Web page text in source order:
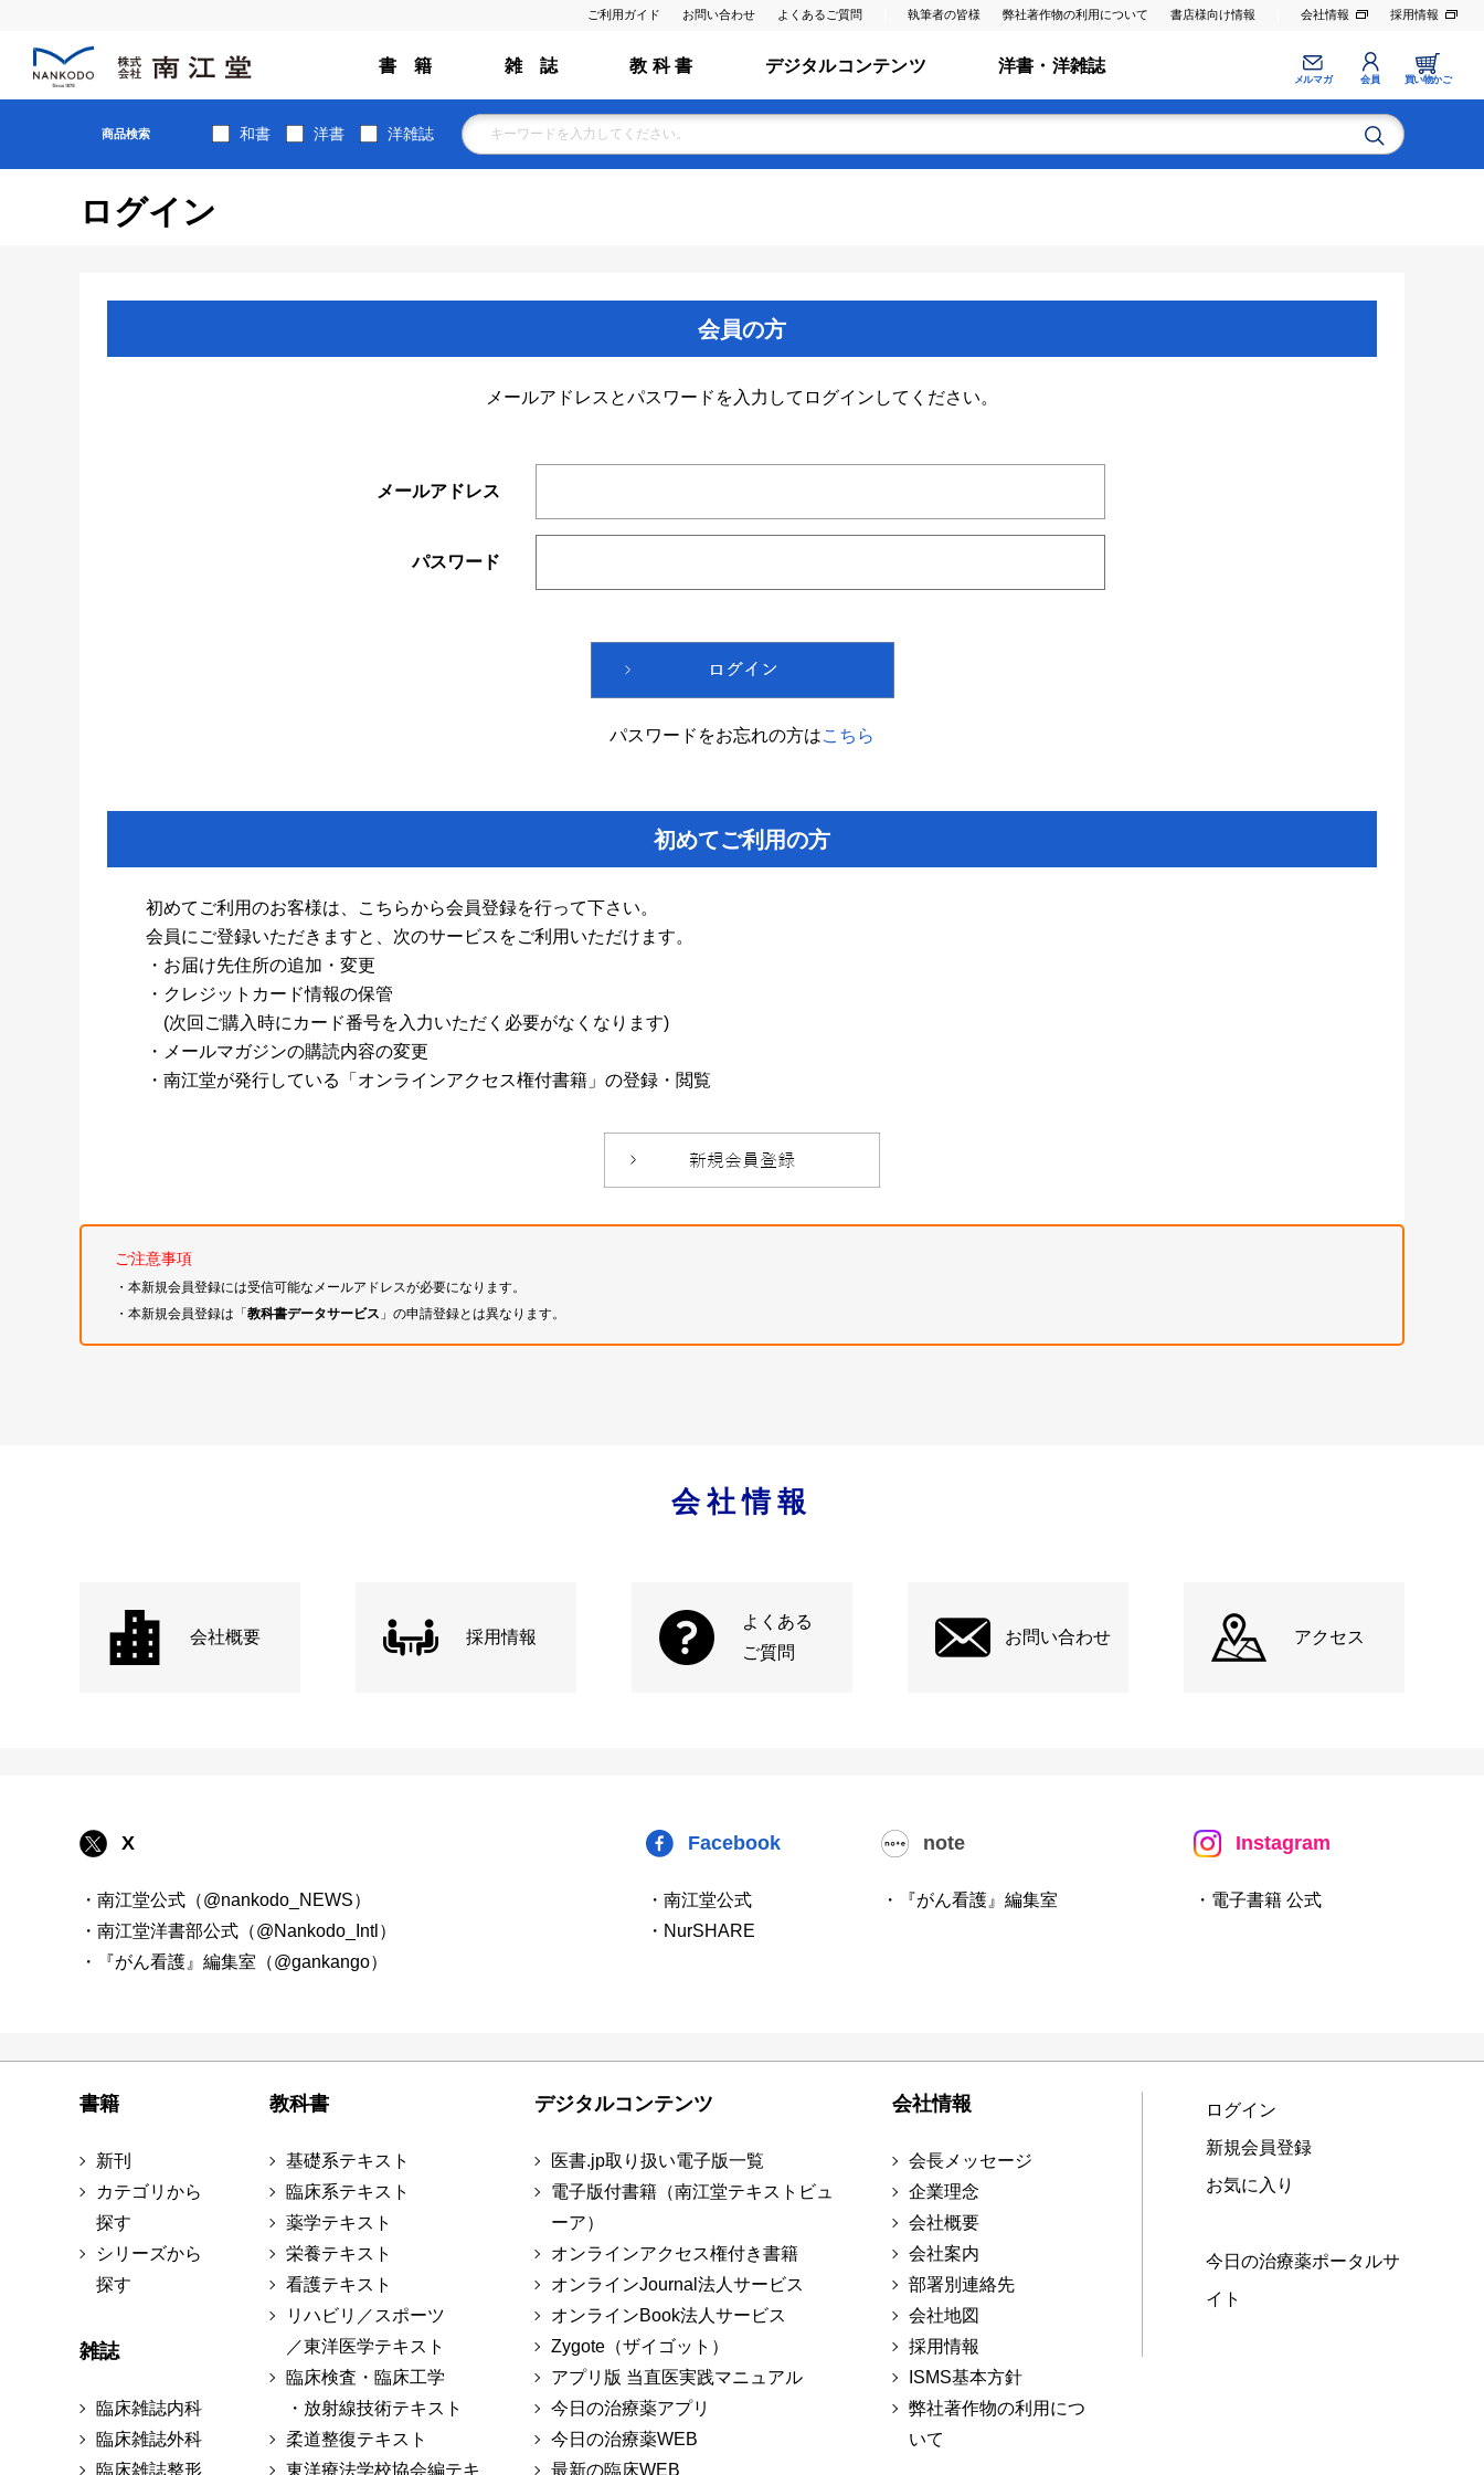
ご利用ガイド お問い合わせ よくあるご質問 執筆者の皆様 弊社著作物の利用について 書店様向け情報 会社情報 採用情報
書 籍 雑 誌 教 科 書 デジタルコンテンツ 洋書・洋雑誌
メルマガ 会員 買い物かご
商品検索 和書 洋書 洋雑誌
ログイン
会員の方
メールアドレスとパスワードを入力してログインしてください。
メールアドレス
パスワード
パスワードをお忘れの方はこちら
初めてご利用の方
初めてご利用のお客様は、こちらから会員登録を行って下さい。
会員にご登録いただきますと、次のサービスをご利用いただけます。
・お届け先住所の追加・変更
・クレジットカード情報の保管
(次回ご購入時にカード番号を入力いただく必要がなくなります)
・メールマガジンの購読内容の変更
・南江堂が発行している「オンラインアクセス権付書籍」の登録・閲覧
ご注意事項
・本新規会員登録には受信可能なメールアドレスが必要になります。
・本新規会員登録は「教科書データサービス 」の申請登録とは異なります。
会社情報
会社概要 採用情報
よくある
ご質問
お問い合わせ アクセス
X
・南江堂公式（@nankodo_NEWS）
・南江堂洋書部公式（@Nankodo_Intl）
・『がん看護』編集室（@gankango）
Facebook
・南江堂公式
・NurSHARE
note
・『がん看護』編集室
Instagram
・電子書籍 公式
書籍
新刊
カテゴリから
探す
シリーズから
探す
雑誌
臨床雑誌内科
臨床雑誌外科
臨床雑誌整形
教科書
基礎系テキスト
臨床系テキスト
薬学テキスト
栄養テキスト
看護テキスト
リハビリ／スポーツ
／東洋医学テキスト
臨床検査・臨床工学
・放射線技術テキスト
柔道整復テキスト
東洋療法学校協会編テキ
デジタルコンテンツ
医書.jp取り扱い電子版一覧
電子版付書籍（南江堂テキストビュ
ーア）
オンラインアクセス権付き書籍
オンラインJournal法人サービス
オンラインBook法人サービス
Zygote（ザイゴット）
アプリ版 当直医実践マニュアル
今日の治療薬アプリ
今日の治療薬WEB
最新の臨床WEB
会社情報
会長メッセージ
企業理念
会社概要
会社案内
部署別連絡先
会社地図
採用情報
ISMS基本方針
弊社著作物の利用につ
いて
ログイン
新規会員登録
お気に入り
今日の治療薬ポータルサ
イト